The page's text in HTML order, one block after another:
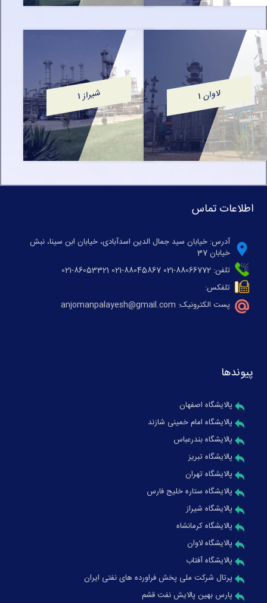
شیراز1 لاوان
اطلاعات تماس
آدرس: خیابان سید جمال الدین اسدآبادی، خیابان ابن سینا، نبش
خیابان 37
تلفن: 88066772-021 88045867-021 86053321-021
تلفکس:
پست الکترونیک: anjomanpalayesh@gmail.com
پیوندها
پالایشگاه اصفهان
پالایشگاه امام خمینی شازند
پالایشگاه بندرعباس
پالایشگاه تبریز
پالایشگاه تهران
پالایشگاه ستاره خلیج فارس
پالایشگاه شیراز
پالایشگاه کرمانشاه
پالایشگاه لاوان
پالایشگاه آفتاب
پرتال شرکت ملی پخش فراورده های نفتی ایران
پارس بهین پالایش نفت قشم